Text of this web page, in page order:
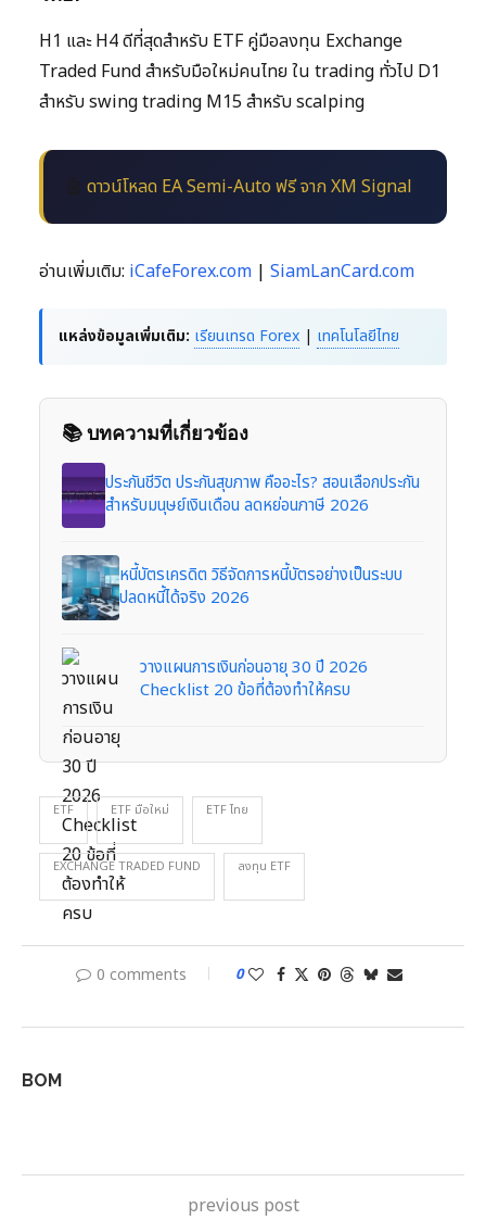
H1 และ H4 ดีที่สุดสำหรับ ETF คู่มือลงทุน Exchange
Traded Fund สำหรับมือใหม่คนไทย ใน trading ทั่วไป D1
สำหรับ swing trading M15 สำหรับ scalping
ดาวน์โหลด EA Semi-Auto ฟรี จาก XM Signal
อ่านเพิ่มเติม: iCafeForex.com | SiamLanCard.com
แหล่งข้อมูลเพิ่มเติม: เรียนเทรด Forex | เทคโนโลยีไทย
📚 บทความที่เกี่ยวข้อง
ประกันชีวิต ประกันสุขภาพ คืออะไร? สอนเลือกประกัน
สำหรับมนุษย์เงินเดือน ลดหย่อนภาษี 2026
หนี้บัตรเครดิต วิธีจัดการหนี้บัตรอย่างเป็นระบบ
ปลดหนี้ได้จริง 2026
วางแผนการเงินก่อนอายุ 30 ปี 2026
Checklist 20 ข้อที่ต้องทำให้ครบ
ETF ETF มือใหม่ ETF ไทย
EXCHANGE TRADED FUND ลงทุน ETF
0 comments 0
BOM
previous post